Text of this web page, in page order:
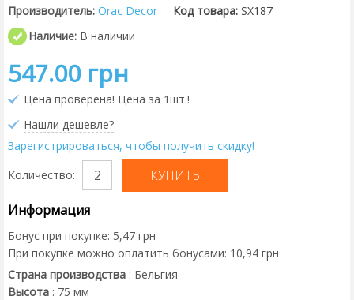
Производитель: Orac Decor Код товара: SX187
Наличие: В наличии
547.00 грн
Цена проверена! Цена за 1шт.!
Нашли дешевле?
Зарегистрироваться, чтобы получить скидку!
Количество:
Информация
Бонус при покупке: 5,47 грн
При покупке можно оплатить бонусами: 10,94 грн
Страна производства : Бельгия
Высота : 75 мм